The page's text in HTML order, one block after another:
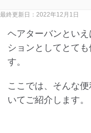
最終更新日：2022年12月1日
ヘアターバンとい
ションとしてとて
す。
ここでは、そんな
いてご紹介します。